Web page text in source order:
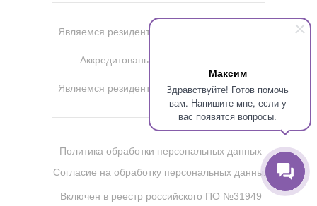
Максим
Здравствуйте! Готов помочь
вам. Напишите мне, если у
вас появятся вопросы.
Политика обработки персональных данных
Согласие на обработку персональных данных
Включен в реестр российского ПО №31949
Аккредитованы в
Являемся резидентом
Являемся резидентом